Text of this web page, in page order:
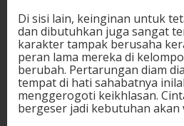
Di sisi lain, keinginan untuk
dan dibutuhkan juga sangat
karakter tampak berusaha
peran lama mereka di
berubah. Pertarungan diam
tempat di hati sahabatnya
menggerogoti keikhlasan.
bergeser jadi kebutuhan akan